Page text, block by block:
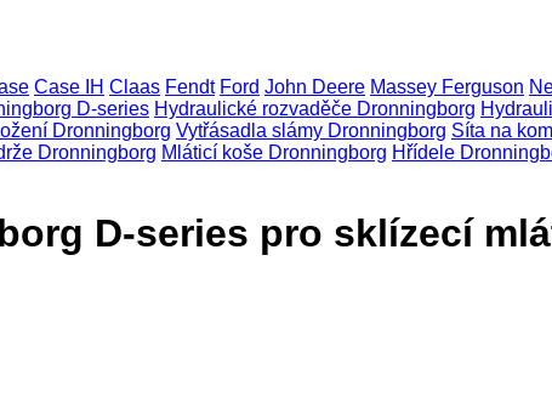
Case IH Claas Fendt Ford John Deere Massey Ferguson
D-series Hydraulické rozvaděče Dronningborg
Dronningborg Vytřásadla slámy Dronningborg Síta na
Dronningborg Mláticí koše Dronningborg Hřídele
D-series pro sklízecí